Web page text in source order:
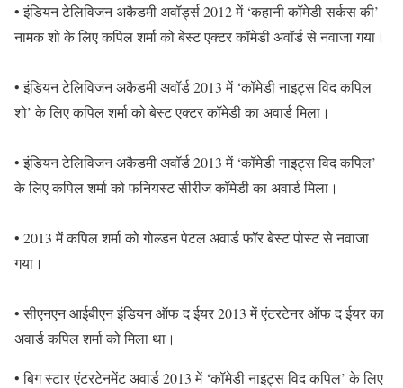
• इंडियन टेलिविजन अकैडमी अवॉर्ड्स 2012 में ‘कहानी कॉमेडी सर्कस की’
नामक शो के लिए कपिल शर्मा को बेस्ट एक्टर कॉमेडी अवॉर्ड से नवाजा गया।
• इंडियन टेलिविजन अकैडमी अवॉर्ड 2013 में ‘कॉमेडी नाइट्स विद कपिल
शो’ के लिए कपिल शर्मा को बेस्ट एक्टर कॉमेडी का अवार्ड मिला।
• इंडियन टेलिविजन अकैडमी अवॉर्ड 2013 में ‘कॉमेडी नाइट्स विद कपिल’
के लिए कपिल शर्मा को फनियस्ट सीरीज कॉमेडी का अवार्ड मिला।
• 2013 में कपिल शर्मा को गोल्डन पेटल अवार्ड फॉर बेस्ट पोस्ट से नवाजा
गया।
• सीएनएन आईबीएन इंडियन ऑफ द ईयर 2013 में एंटरटेनर ऑफ द ईयर का
अवार्ड कपिल शर्मा को मिला था।
• बिग स्टार एंटरटेनमेंट अवार्ड 2013 में ‘कॉमेडी नाइट्स विद कपिल’ के लिए